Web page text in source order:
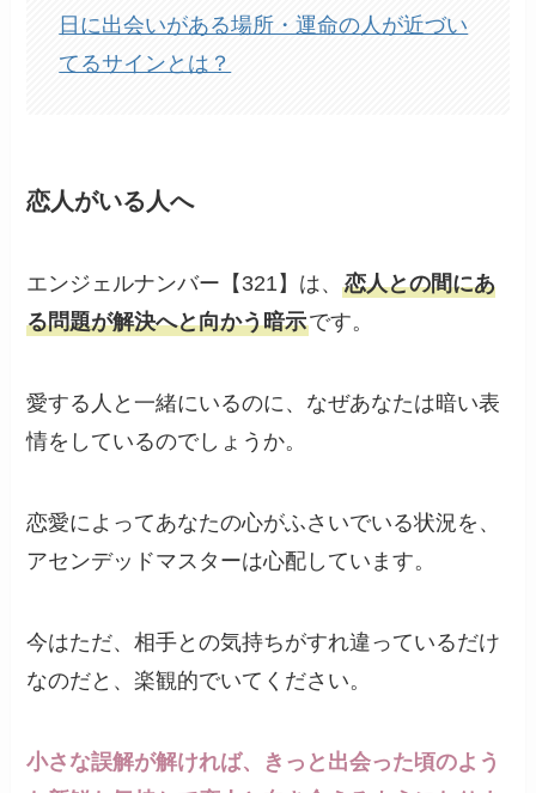
日に出会いがある場所・運命の人が近づい
てるサインとは？
恋人がいる人へ
エンジェルナンバー【321】は、恋人との間にあ
る問題が解決へと向かう暗示です。
愛する人と一緒にいるのに、なぜあなたは暗い表
情をしているのでしょうか。
恋愛によってあなたの心がふさいでいる状況を、
アセンデッドマスターは心配しています。
今はただ、相手との気持ちがすれ違っているだけ
なのだと、楽観的でいてください。
小さな誤解が解ければ、きっと出会った頃のよう